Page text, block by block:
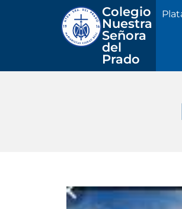
Colegio
Nuestra
Señora
del
Prado